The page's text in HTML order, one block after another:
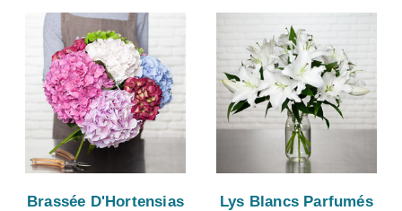
Brassée D'Hortensias Lys Blancs Parfumés